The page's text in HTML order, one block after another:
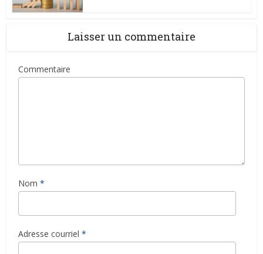
Laisser un commentaire
Commentaire
Nom *
Adresse courriel *